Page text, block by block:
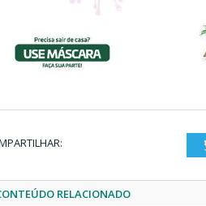
RELACIONADO